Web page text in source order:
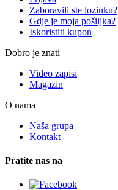
Zaboravili ste lozinku?
Gdje je moja pošiljka?
Iskoristiti kupon
Dobro je znati
Video zapisi
Magazin
O nama
Naša grupa
Kontakt
Pratite nas na